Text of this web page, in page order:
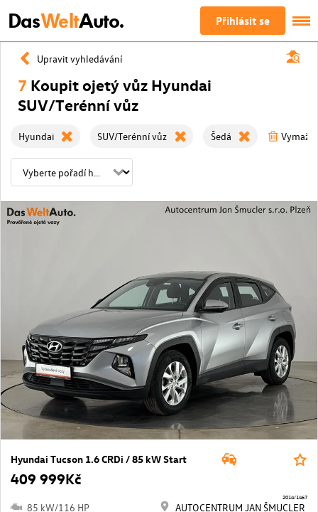
DasWeltAuto. Přihlásit se
Upravit vyhledávání
7 Koupit ojetý vůz Hyundai
SUV/Terénní vůz
Hyundai SUV/Terénní vůz Šedá
Hyundai Tucson 1.6 CRDi / 85 kW Start
409 999Kč
85 kW/116 HP
AUTOCENTRUM JAN ŠMUCLER
2014/1467